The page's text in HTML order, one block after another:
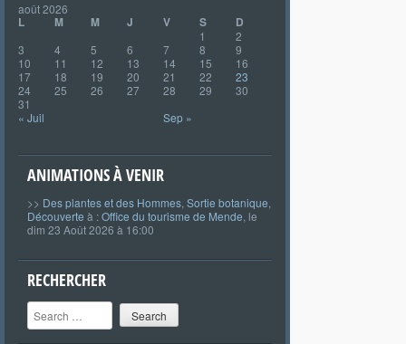
août 2026
L M M J V S D
1
2
3
4 5 6 7 8
9
10
11 12 13 14 15
16
17
18 19 20 21 22
23
24
25 26 27 28 29
30
31
« Juil
Sep »
ANIMATIONS À VENIR
>> Des plantes et des Hommes Sortie botanique
Découverte à :Office du tourisme de Mende , le
dim 23 Août 2026 à 16:00
RECHERCHER
Search